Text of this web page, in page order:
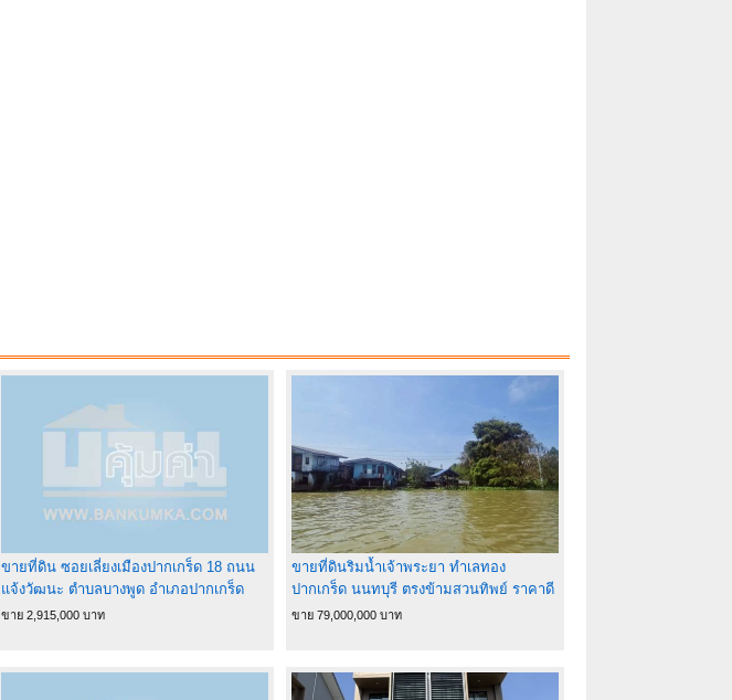
ขายที่ดิน ซอยเลี่ยงเมืองปากเกร็ด 18 ถนน
แจ้งวัฒนะ ตำบลบางพูด อำเภอปากเกร็ด
นนทบุรี
ขาย 2,915,000 บาท
ขายที่ดินริมน้ำเจ้าพระยา ทำเลทอง
ปากเกร็ด นนทบุรี ตรงข้ามสวนทิพย์ ราคาดี
ทำเลดีมาก ติดต่อผึ้งรติ 0619419639
ขาย 79,000,000 บาท